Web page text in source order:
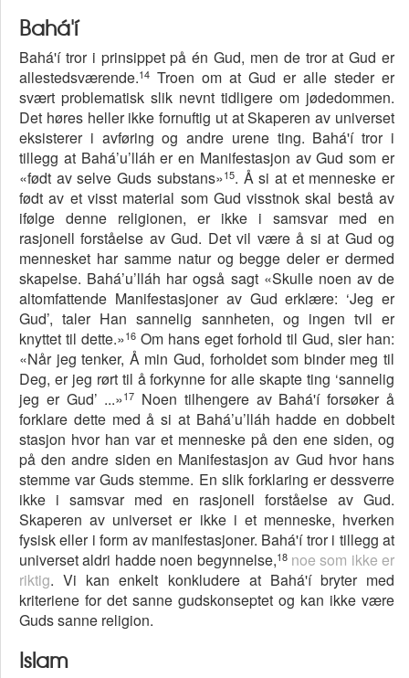
Bahá'í
Bahá'í tror i prinsippet på én Gud, men de tror at Gud er
allestedsværende.14 Troen om at Gud er alle steder er
svært problematisk slik nevnt tidligere om jødedommen.
Det høres heller ikke fornuftig ut at Skaperen av universet
eksisterer i avføring og andre urene ting. Bahá'í tror i
tillegg at Bahá’u’lláh er en Manifestasjon av Gud som er
«født av selve Guds substans»15. Å si at et menneske er
født av et visst material som Gud visstnok skal bestå av
ifølge denne religionen, er ikke i samsvar med en
rasjonell forståelse av Gud. Det vil være å si at Gud og
mennesket har samme natur og begge deler er dermed
skapelse. Bahá’u’lláh har også sagt «Skulle noen av de
altomfattende Manifestasjoner av Gud erklære: ‘Jeg er
Gud’, taler Han sannelig sannheten, og ingen tvil er
knyttet til dette.»16 Om hans eget forhold til Gud, sier han:
«Når jeg tenker, Å min Gud, forholdet som binder meg til
Deg, er jeg rørt til å forkynne for alle skapte ting ‘sannelig
jeg er Gud’ ...»17 Noen tilhengere av Bahá'í forsøker å
forklare dette med å si at Bahá’u’lláh hadde en dobbelt
stasjon hvor han var et menneske på den ene siden, og
på den andre siden en Manifestasjon av Gud hvor hans
stemme var Guds stemme. En slik forklaring er dessverre
ikke i samsvar med en rasjonell forståelse av Gud.
Skaperen av universet er ikke i et menneske, hverken
fysisk eller i form av manifestasjoner. Bahá'í tror i tillegg at
universet aldri hadde noen begynnelse,18 noe som ikke er
riktig. Vi kan enkelt konkludere at Bahá'í bryter med
kriteriene for det sanne gudskonseptet og kan ikke være
Guds sanne religion.
Islam